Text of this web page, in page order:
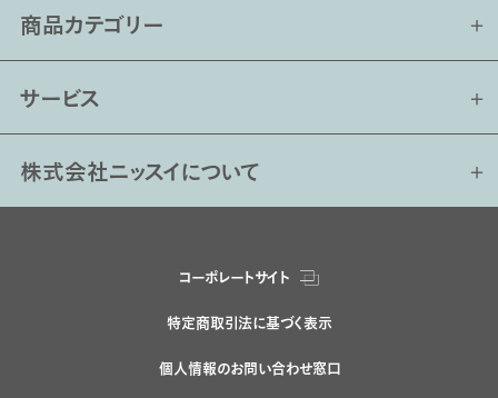
商品カテゴリー
サービス
株式会社ニッスイについて
コーポレートサイト
特定商取引法に基づく表示
個人情報のお問い合わせ窓口